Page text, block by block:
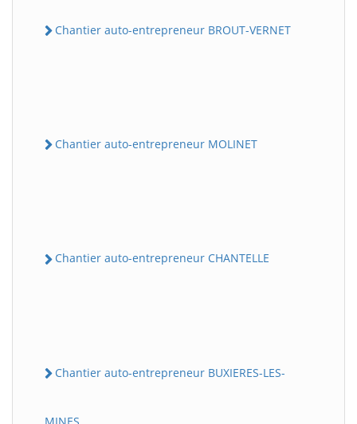
Chantier auto-entrepreneur BROUT-VERNET
Chantier auto-entrepreneur MOLINET
Chantier auto-entrepreneur CHANTELLE
Chantier auto-entrepreneur BUXIERES-LES-